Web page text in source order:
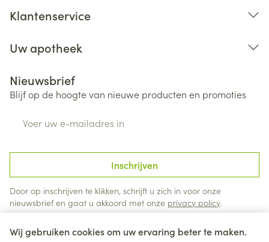
Wij gebruiken cookies om uw ervaring beter te maken.
Klantenservice
Uw apotheek
Nieuwsbrief
Blijf op de hoogte van nieuwe producten en promoties
Inschrijven
Door op inschrijven te klikken, schrijft u zich in voor onze
nieuwsbrief en gaat u akkoord met onze privacy policy.